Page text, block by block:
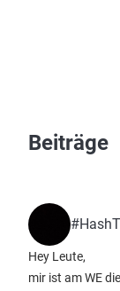
Beiträge
Hey Leute,
mir ist am WE